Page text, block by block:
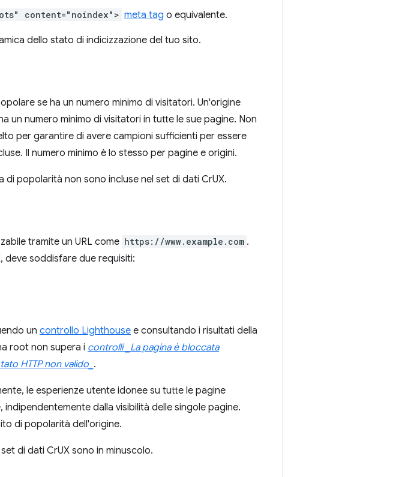
content="noindex"> meta tag o equivalente.
dello stato di indicizzazione del tuo sito.
se ha un numero minimo di visitatori. Un'origine
un numero minimo di visitatori in tutte le sue pagine. Non
per garantire di avere campioni sufficienti per essere
Il numero minimo è lo stesso per pagine e origini.
popolarità non sono incluse nel set di dati CrUX.
tramite un URL come https://www.example.com .
deve soddisfare due requisiti:
un controllo Lighthouse e consultando i risultati della
root non supera i controlli _La pagina è bloccata
HTTP non valido_ .
le esperienze utente idonee su tutte le pagine
dalla visibilità delle singole pagine.
di popolarità dell'origine.
di dati CrUX sono in minuscolo.